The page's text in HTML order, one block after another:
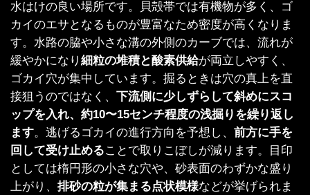
水はけの良い場所です。貝殻帯では有機物が多く、ゴ
カイのエサとなるものが豊富なため密度が高くなりま
す。水路の脇や小さな溝の外側のカーブでは、流れが
緩やかになり 細粒の堆積と酸素供給が両立しやすく、
ゴカイ穴が集中しています。掘るときは穴の真上を直
接狙うのではなく、 下流側に少しずらして斜めにスコ
ップを入れ、約10〜15センチ程度の浅掘りを繰り返し
ます。逃げるゴカイの進行方向を予想し、 前方に手を
回して受け止めることで取りこぼしが減ります。目印
としては楕円形の小さな穴や、砂表面のわずかな盛り
上がり、 排砂の粒が集まる点状模様などが挙げられま